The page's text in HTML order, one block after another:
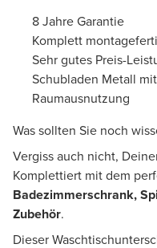
8 Jahre Garantie
Komplett
Sehr gutes Preis-
Schubladen Metall
Raumausnutzung
Was sollten Sie noch
Vergiss auch nicht,
Komplettiert mit dem
Badezimmerschrank,
Zubehör.
Dieser